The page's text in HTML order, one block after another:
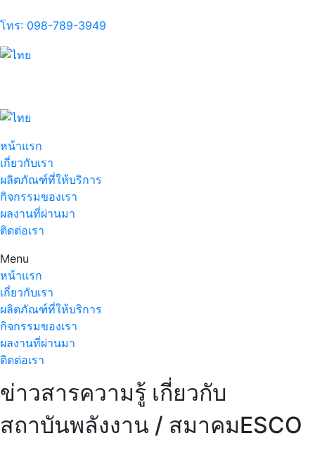
โทร: 098-789-3949
หน้าแรก
เกี่ยวกับเรา
ผลิตภัณฑ์ที่ให้บริการ
กิจกรรมของเรา
ผลงานที่ผ่านมา
ติดต่อเรา
Menu
หน้าแรก
เกี่ยวกับเรา
ผลิตภัณฑ์ที่ให้บริการ
กิจกรรมของเรา
ผลงานที่ผ่านมา
ติดต่อเรา
ข่าวสารความรู้ เกี่ยวกับ
สถาบันพลังงาน / สมาคมESCO